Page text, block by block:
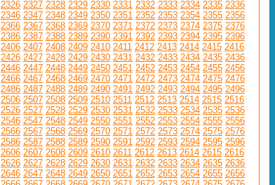
2326 2327 2328 2329 2330 2331 2332 2333 2334 2335 2336
2346 2347 2348 2349 2350 2351 2352 2353 2354 2355 2356
2366 2367 2368 2369 2370 2371 2372 2373 2374 2375 2376
2386 2387 2388 2389 2390 2391 2392 2393 2394 2395 2396
2406 2407 2408 2409 2410 2411 2412 2413 2414 2415 2416
2426 2427 2428 2429 2430 2431 2432 2433 2434 2435 2436
2446 2447 2448 2449 2450 2451 2452 2453 2454 2455 2456
2466 2467 2468 2469 2470 2471 2472 2473 2474 2475 2476
2486 2487 2488 2489 2490 2491 2492 2493 2494 2495 2496
2506 2507 2508 2509 2510 2511 2512 2513 2514 2515 2516
2526 2527 2528 2529 2530 2531 2532 2533 2534 2535 2536
2546 2547 2548 2549 2550 2551 2552 2553 2554 2555 2556
2566 2567 2568 2569 2570 2571 2572 2573 2574 2575 2576
2586 2587 2588 2589 2590 2591 2592 2593 2594 2595 2596
2606 2607 2608 2609 2610 2611 2612 2613 2614 2615 2616
2626 2627 2628 2629 2630 2631 2632 2633 2634 2635 2636
2646 2647 2648 2649 2650 2651 2652 2653 2654 2655 2656